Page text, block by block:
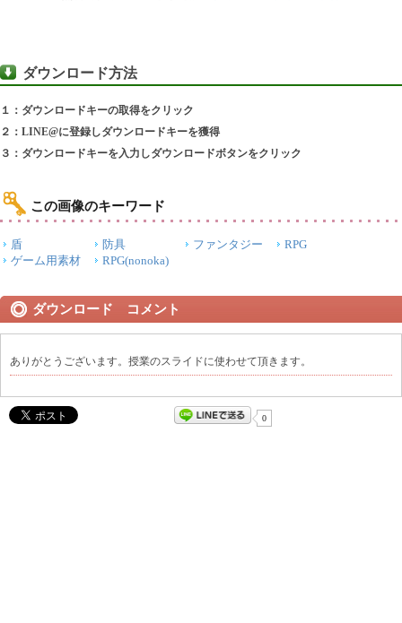
ダウンロード方法
１：ダウンロードキーの取得をクリック
２：LINE@に登録しダウンロードキーを獲得
３：ダウンロードキーを入力しダウンロードボタンをクリック
この画像のキーワード
盾 防具 ファンタジー
RPG
ゲーム用素材
RPG(nonoka)
ダウンロード コメント
ありがとうございます。授業のスライドに使わせて頂きます。
0